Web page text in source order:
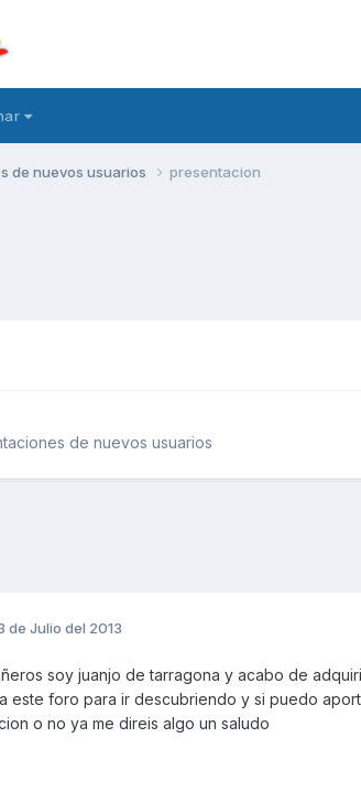
de nuevos usuarios presentacion
de nuevos usuarios
de Julio del 2013
soy juanjo de tarragona y acabo de
este foro para ir descubriendo y si puedo
o no ya me direis algo un saludo